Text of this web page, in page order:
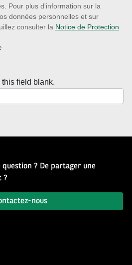
Pour plus d'information sur la
données personnelles et sur
consulter la Notice de Protection
this field blank.
question ? De partager une
?
nous